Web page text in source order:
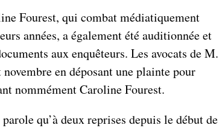
Fourest, qui combat médiatiquement
années, a également été auditionnée et
aux enquêteurs. Les avocats de M.
en déposant une plainte pour
nommément Caroline Fourest.
qu’à deux reprises depuis le début de